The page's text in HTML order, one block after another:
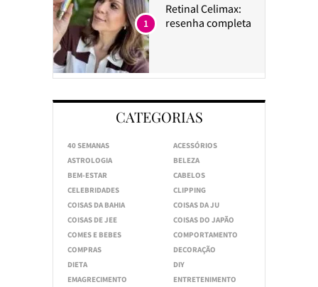
Retinal Celimax:
resenha completa
1
CATEGORIAS
40 SEMANAS
ACESSÓRIOS
ASTROLOGIA
BELEZA
BEM-ESTAR
CABELOS
CELEBRIDADES
CLIPPING
COISAS DA BAHIA
COISAS DA JU
COISAS DE JEE
COISAS DO JAPÃO
COMES E BEBES
COMPORTAMENTO
COMPRAS
DECORAÇÃO
DIETA
DIY
EMAGRECIMENTO
ENTRETENIMENTO